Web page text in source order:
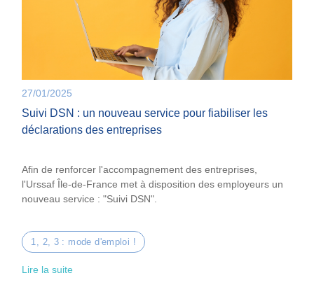
27/01/2025
Suivi DSN : un nouveau service pour fiabiliser les
déclarations des entreprises
Afin de renforcer l'accompagnement des entreprises,
l'Urssaf Île-de-France met à disposition des employeurs un
nouveau service : "Suivi DSN".
1, 2, 3 : mode d'emploi !
Lire la suite